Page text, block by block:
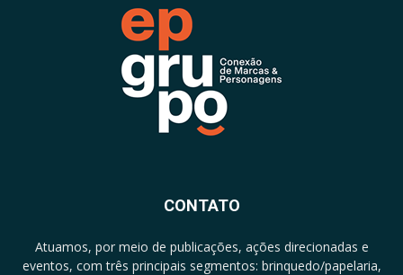
CONTATO
Atuamos, por meio de publicações, ações direcionadas e
eventos, com três principais segmentos: brinquedo/papelaria,